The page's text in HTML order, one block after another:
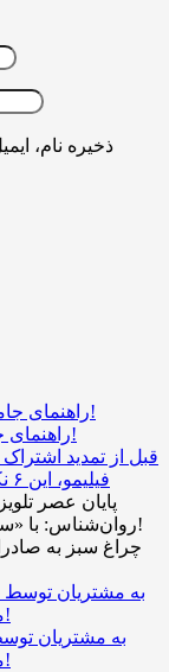
ذخیره نام،
راهنمای جامع انتخاب بهترین آموزشگاه تیزهوشان!
قبل از تمدید اشتراک
فیلیمو، این ۶ نکته را بدانید تا هزینه کمتری پرداخت کنید
پایان عصر
روان‌شناس: با «سلبریتی‌سوزی» نمادهای اعتراضی نسازید!
چراغ سبز به
موتور/ غول تکنولوژی راهی خیابان ها شد!